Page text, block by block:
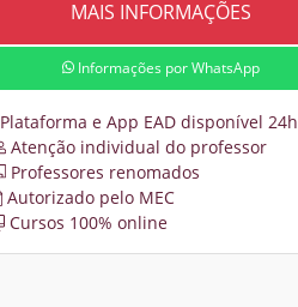
Informações por WhatsApp
Plataforma e App EAD disponível 24h
Atenção individual do professor
Professores renomados
Autorizado pelo MEC
Cursos 100% online